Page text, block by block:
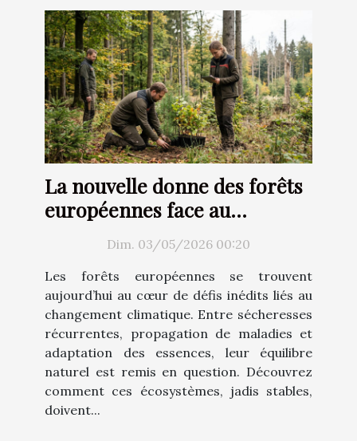
La nouvelle donne des forêts
européennes face au
changement climatique
Dim. 03/05/2026 00:20
Les forêts européennes se trouvent
aujourd’hui au cœur de défis inédits liés au
changement climatique. Entre sécheresses
récurrentes, propagation de maladies et
adaptation des essences, leur équilibre
naturel est remis en question. Découvrez
comment ces écosystèmes, jadis stables,
doivent...